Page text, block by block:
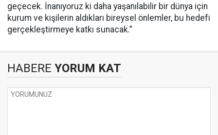
geçecek. İnanıyoruz ki daha yaşanılabilir bir dünya için
kurum ve kişilerin aldıkları bireysel önlemler, bu hedefi
gerçekleştirmeye katkı sunacak.”
HABERE YORUM KAT